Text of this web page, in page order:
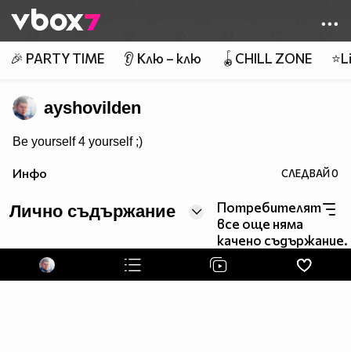
👾
🎉 PARTY TIME 👂 Клю – клю 🪀CHILL ZONE
ayshovilden
Be yourself 4 yourself ;)
Инфо СЛЕДВАЙ0
Лично съдържание
Потребителят
все още няма
качено съдържание.